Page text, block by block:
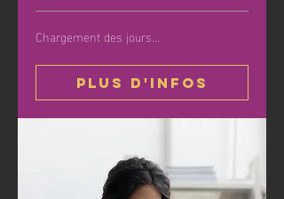
Chargement des jours...
Plus d'infos